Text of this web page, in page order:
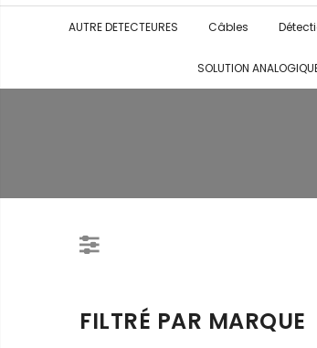
AUTRE DETECTEURES Câbles
SOLUTION
FILTRÉ PAR MARQUE